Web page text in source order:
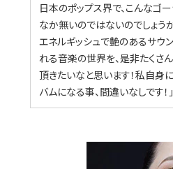
日本のポップス界で、こんなゴ
なか無いのではないのでしょうか
エネルギッシュで艶のあるサウ
れる音楽の世界を、是非たくさ
頂きたいなと思います！私自身
バムになる事、間違いなしです！」